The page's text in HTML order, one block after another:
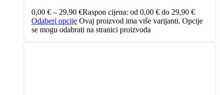
0,00 € – 29,90 €Raspon cijena: od 0,00 € do 29,90 €
Odaberi opcije Ovaj proizvod ima više varijanti. Opcije
se mogu odabrati na stranici proizvoda